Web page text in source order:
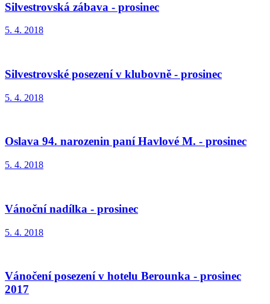
Silvestrovská zábava - prosinec
5. 4. 2018
Silvestrovské posezení v klubovně - prosinec
5. 4. 2018
Oslava 94. narozenin paní Havlové M. - prosinec
5. 4. 2018
Vánoční nadílka - prosinec
5. 4. 2018
Vánočení posezení v hotelu Berounka - prosinec
2017